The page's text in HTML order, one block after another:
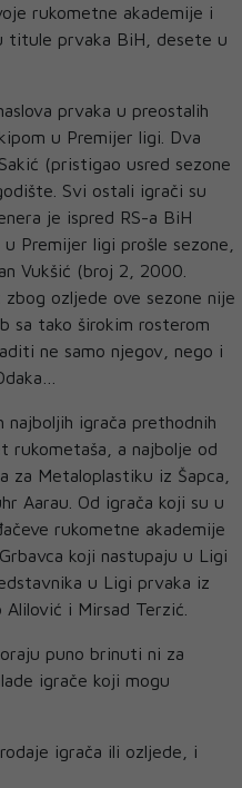
rukometne akademije i
titule prvaka BiH, desete u
prvaka u preostalih
u Premijer ligi. Dva
(pristigao usred sezone
Svi ostali igrači su
je ispred RS-a BiH
Premijer ligi prošle sezone,
Vukšić (broj 2, 2000.
ozljede ove sezone nije
sa tako širokim rosterom
ne samo njegov, nego i
najboljih igrača prethodnih
rukometaša, a najbolje od
za Metaloplastiku iz Šapca,
Aarau. Od igrača koji su u
rukometne akademije
koji nastupaju u Ligi
u Ligi prvaka iz
i Mirsad Terzić.
puno brinuti ni za
igrače koji mogu
igrača ili ozljede, i